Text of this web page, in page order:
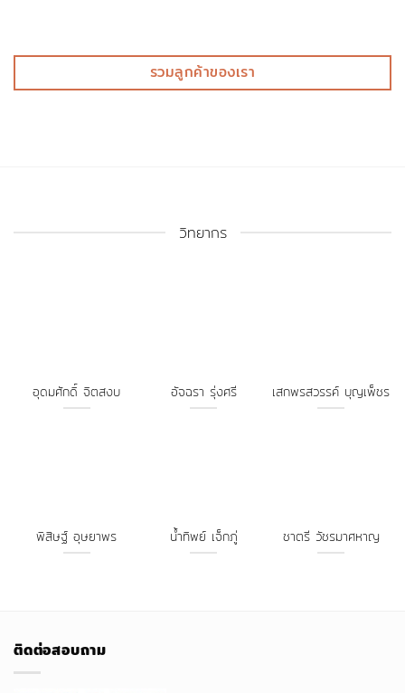
รวมลูกค้าของเรา
วิทยากร
อุดมศักดิ์ จิตสงบ อัจฉรา รุ่งศรี เสกพรสวรรค์ บุญเพ็ชร
พิสิษฐ์ อุษยาพร น้ำทิพย์ เจ็กภู่ ชาตรี วัชรมาศหาญ
ติดต่อสอบถาม